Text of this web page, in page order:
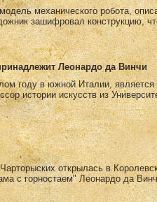
механического робота,
зашифровал конструкцию,
Леонардо да Винчи
году в южной Италии, является
истории искусств из
открылась в
с горностаем" Леонардо да